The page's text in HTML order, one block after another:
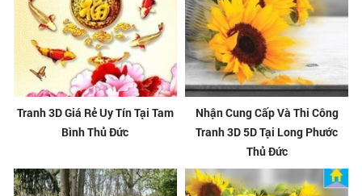
Tranh 3D Giá Rẻ Uy Tín Tại Tam
Bình Thủ Đức
Nhận Cung Cấp Và Thi Công
Tranh 3D 5D Tại Long Phước
Thủ Đức